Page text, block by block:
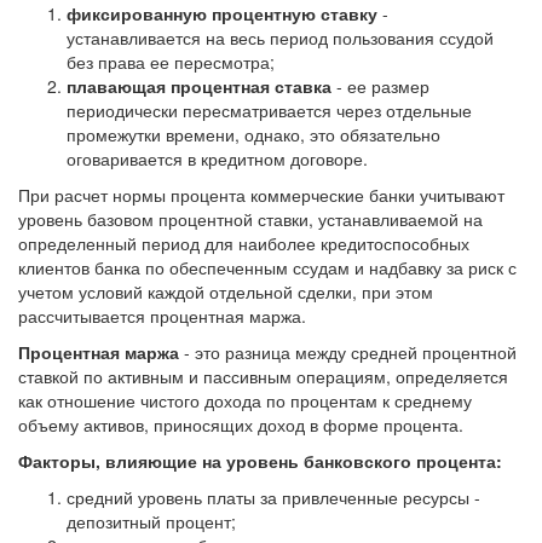
фиксированную процентную ставку -
устанавливается на весь период пользования ссудой
без права ее пересмотра;
плавающая процентная ставка - ее размер
периодически пересматривается через отдельные
промежутки времени, однако, это обязательно
оговаривается в кредитном договоре.
При расчет нормы процента коммерческие банки учитывают
уровень базовом процентной ставки, устанавливаемой на
определенный период для наиболее кредитоспособных
клиентов банка по обеспеченным ссудам и надбавку за риск с
учетом условий каждой отдельной сделки, при этом
рассчитывается процентная маржа.
Процентная маржа - это разница между средней процентной
ставкой по активным и пассивным операциям, определяется
как отношение чистого дохода по процентам к среднему
объему активов, приносящих доход в форме процента.
Факторы, влияющие на уровень банковского процента:
средний уровень платы за привлеченные ресурсы -
депозитный процент;